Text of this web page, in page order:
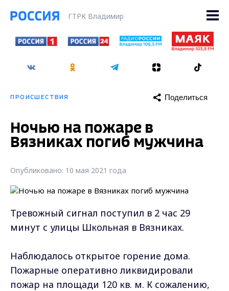
ГТРК Владимир
ПРОИСШЕСТВИЯ Поделиться
Ночью на пожаре в
Вязниках погиб мужчина
Опубликовано: 10 мая 2021 года
Тревожный сигнал поступил в 2 час 29
минут с улицы Школьная в Вязниках.
Наблюдалось открытое горение дома.
Пожарные оперативно ликвидировали
пожар на площади 120 кв. м. К сожалению,